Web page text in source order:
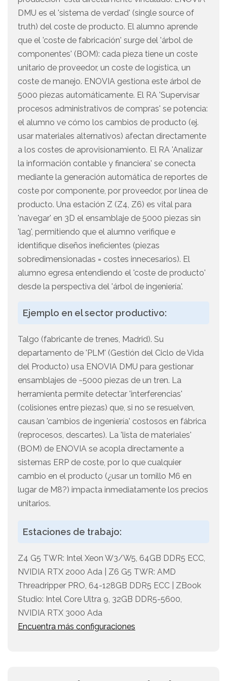
DMU es el 'sistema de verdad' (single source of
truth) del coste de producto. El alumno aprende
que el 'coste de fabricación' surge del 'árbol de
componentes' (BOM): cada pieza tiene un coste
unitario de proveedor, un coste de logística, un
coste de manejo. ENOVIA gestiona este árbol de
5000 piezas automáticamente. El RA 'Supervisar
procesos administrativos de compras' se potencia:
el alumno ve cómo los cambios de producto (ej.
usar materiales alternativos) afectan directamente
a los costes de aprovisionamiento. El RA 'Analizar
la información contable y financiera' se conecta
mediante la generación automática de reportes de
coste por componente, por proveedor, por línea de
producto. Una estación Z (Z4, Z6) es vital para
'navegar' en 3D el ensamblaje de 5000 piezas sin
'lag', permitiendo que el alumno verifique e
identifique diseños ineficientes (piezas
sobredimensionadas = costes innecesarios). El
alumno egresa entendiendo el 'coste de producto'
desde la perspectiva del 'árbol de ingeniería'.
Ejemplo en el sector productivo:
Talgo (fabricante de trenes, Madrid). Su
departamento de 'PLM' (Gestión del Ciclo de Vida
del Producto) usa ENOVIA DMU para gestionar
ensamblajes de ~5000 piezas de un tren. La
herramienta permite detectar 'interferencias'
(colisiones entre piezas) que, si no se resuelven,
causan 'cambios de ingeniería' costosos en fábrica
(reprocesos, descartes). La 'lista de materiales'
(BOM) de ENOVIA se acopla directamente a
sistemas ERP de coste, por lo que cualquier
cambio en el producto (¿usar un tornillo M6 en
lugar de M8?) impacta inmediatamente los precios
unitarios.
Estaciones de trabajo:
Z4 G5 TWR: Intel Xeon W3/W5, 64GB DDR5 ECC,
NVIDIA RTX 2000 Ada | Z6 G5 TWR: AMD
Threadripper PRO, 64-128GB DDR5 ECC | ZBook
Studio: Intel Core Ultra 9, 32GB DDR5-5600,
NVIDIA RTX 3000 Ada
Encuentra más configuraciones